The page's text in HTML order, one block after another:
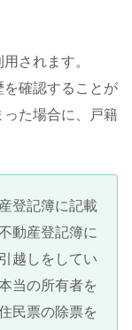
されます。
確認することが
た場合に、戸籍
登記簿に記載
動産登記簿に
越しをしてい
当の所有者を
民票の除票を